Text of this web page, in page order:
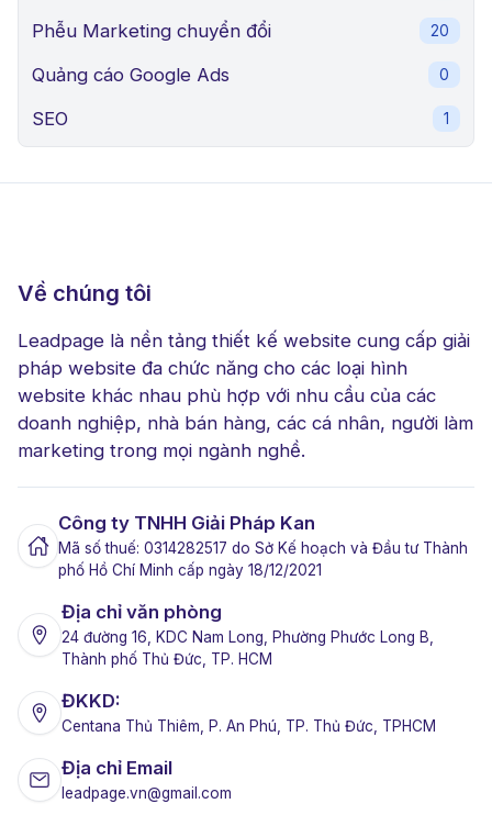
Phễu Marketing chuyển đổi 20
Quảng cáo Google Ads 0
SEO 1
Về chúng tôi
Leadpage là nền tảng thiết kế website cung cấp giải
pháp website đa chức năng cho các loại hình
website khác nhau phù hợp với nhu cầu của các
doanh nghiệp, nhà bán hàng, các cá nhân, người làm
marketing trong mọi ngành nghề.
Công ty TNHH Giải Pháp Kan
Mã số thuế: 0314282517 do Sở Kế hoạch và Đầu tư Thành
phố Hồ Chí Minh cấp ngày 18/12/2021
Địa chỉ văn phòng
24 đường 16, KDC Nam Long, Phường Phước Long B,
Thành phố Thủ Đức, TP. HCM
ĐKKD:
Centana Thủ Thiêm, P. An Phú, TP. Thủ Đức, TPHCM
Địa chỉ Email
leadpage.vn@gmail.com